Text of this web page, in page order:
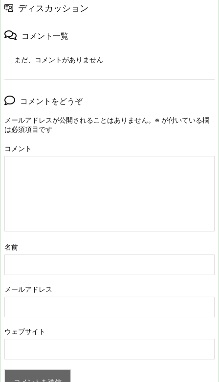
ディスカッション
コメント一覧
まだ、コメントがありません
コメントをどうぞ
メールアドレスが公開されることはありません。 ※ が付いている欄
は必須項目です
コメント
名前
メールアドレス
ウェブサイト